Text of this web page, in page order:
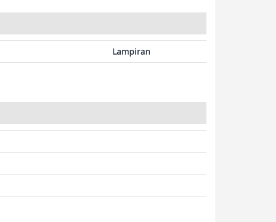
Lampiran